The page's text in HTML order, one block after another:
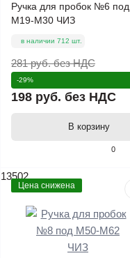
0
Ручка для пробок №6 под
М19-М30 ЧИЗ
в наличии 712 шт.
281 руб.без НДС
-29%
198 руб. без НДС
В корзину
13502
Цена снижена